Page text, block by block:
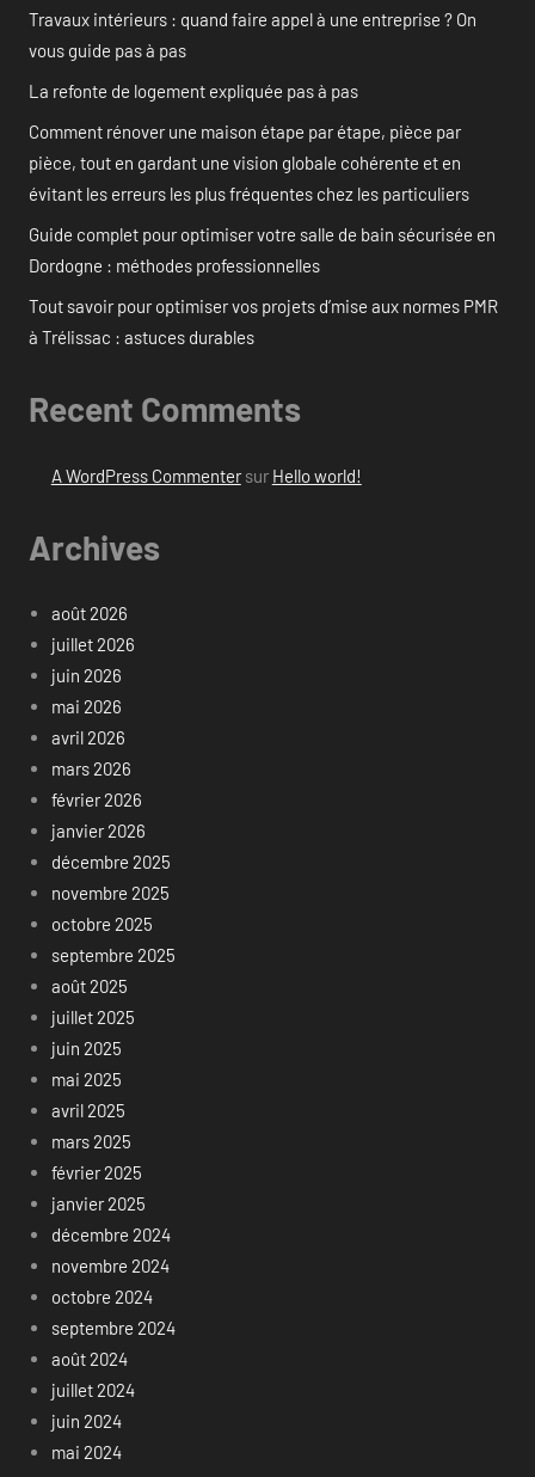
Travaux intérieurs : quand faire appel à une entreprise ? On
vous guide pas à pas
La refonte de logement expliquée pas à pas
Comment rénover une maison étape par étape, pièce par
pièce, tout en gardant une vision globale cohérente et en
évitant les erreurs les plus fréquentes chez les particuliers
Guide complet pour optimiser votre salle de bain sécurisée en
Dordogne : méthodes professionnelles
Tout savoir pour optimiser vos projets d’mise aux normes PMR
à Trélissac : astuces durables
Recent Comments
A WordPress Commentersur Hello world!
Archives
août 2026
juillet 2026
juin 2026
mai 2026
avril 2026
mars 2026
février 2026
janvier 2026
décembre 2025
novembre 2025
octobre 2025
septembre 2025
août 2025
juillet 2025
juin 2025
mai 2025
avril 2025
mars 2025
février 2025
janvier 2025
décembre 2024
novembre 2024
octobre 2024
septembre 2024
août 2024
juillet 2024
juin 2024
mai 2024